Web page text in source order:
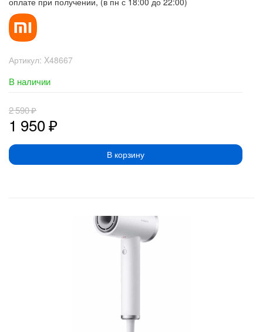
Артикул: X48667
В наличии
1 950₽
2 590₽
В корзину